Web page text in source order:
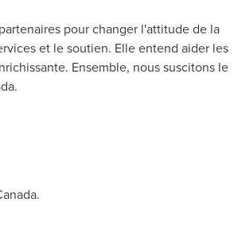
pour changer l'attitude de la
et le soutien. Elle entend aider les
Ensemble, nous suscitons le
.
.